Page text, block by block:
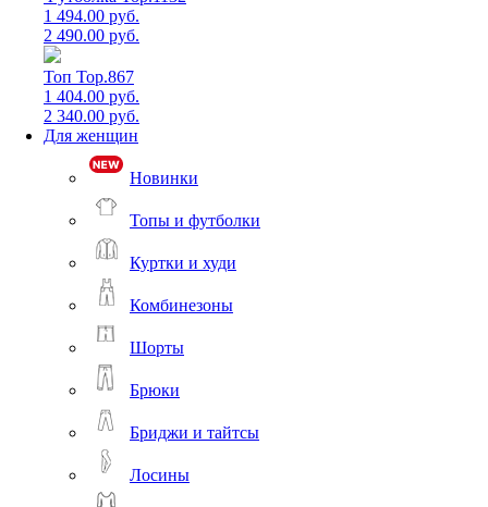
1 494.00 руб.
2 490.00 руб.
Топ Top.867
1 404.00 руб.
2 340.00 руб.
Для женщин
Новинки
Топы и футболки
Куртки и худи
Комбинезоны
Шорты
Брюки
Бриджи и тайтсы
Лосины